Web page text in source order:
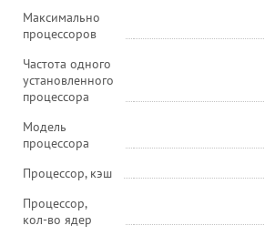
Максимально
процессоров
Частота одного
установленного
процессора
Модель
процессора
Процессор, кэш
Процессор,
кол-во ядер